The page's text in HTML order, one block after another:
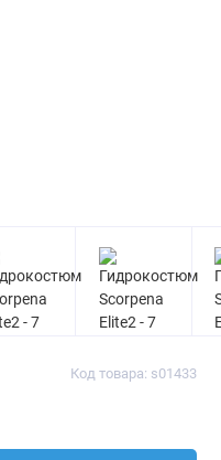
Код товара: s01433